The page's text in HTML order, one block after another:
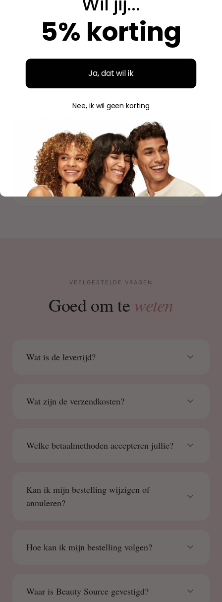
Aidan
"
Duidelijke website, makkelijk bestellen en mooie
verpakking. Volgende keer weer.
S Savannah
Geverifieerde aankoop
VEELGESTELDE VRAGEN
Goed om te weten
Wat is de levertijd?
Wat zijn de verzendkosten?
Welke betaalmethoden accepteren jullie?
Kan ik mijn bestelling wijzigen of
annuleren?
Hoe kan ik mijn bestelling volgen?
Waar is Beauty Source gevestigd?
5% korting
Ja, dat wil ik
Nee, ik wil geen korting